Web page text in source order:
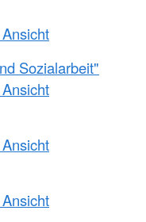
Sozialarbeit"